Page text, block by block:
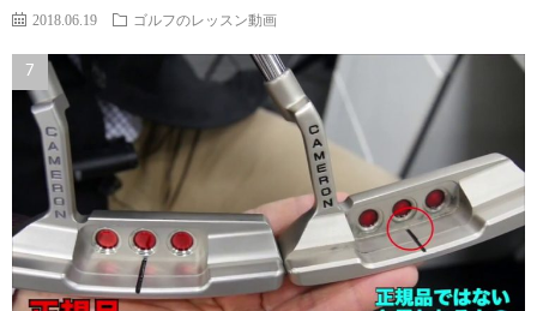
2018.06.19 ゴルフのレッスン動画